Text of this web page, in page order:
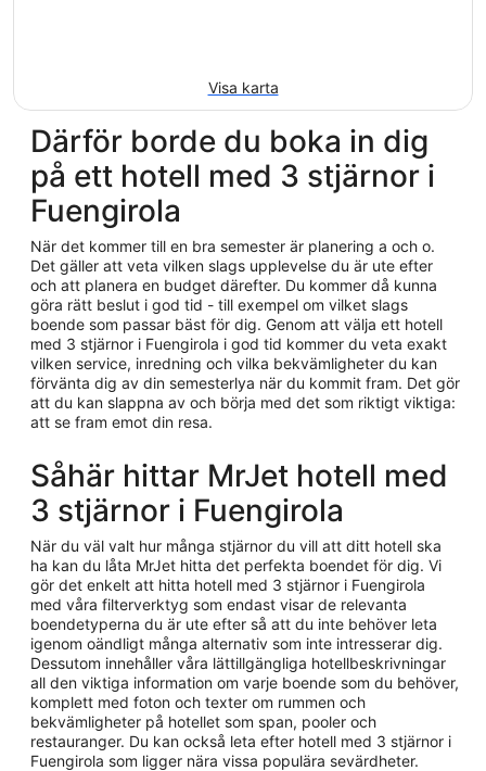
Visa karta
Därför borde du boka in dig
på ett hotell med 3 stjärnor i
Fuengirola
När det kommer till en bra semester är planering a och o.
Det gäller att veta vilken slags upplevelse du är ute efter
och att planera en budget därefter. Du kommer då kunna
göra rätt beslut i god tid - till exempel om vilket slags
boende som passar bäst för dig. Genom att välja ett hotell
med 3 stjärnor i Fuengirola i god tid kommer du veta exakt
vilken service, inredning och vilka bekvämligheter du kan
förvänta dig av din semesterlya när du kommit fram. Det gör
att du kan slappna av och börja med det som riktigt viktiga:
att se fram emot din resa.
Såhär hittar MrJet hotell med
3 stjärnor i Fuengirola
När du väl valt hur många stjärnor du vill att ditt hotell ska
ha kan du låta MrJet hitta det perfekta boendet för dig. Vi
gör det enkelt att hitta hotell med 3 stjärnor i Fuengirola
med våra filterverktyg som endast visar de relevanta
boendetyperna du är ute efter så att du inte behöver leta
igenom oändligt många alternativ som inte intresserar dig.
Dessutom innehåller våra lättillgängliga hotellbeskrivningar
all den viktiga information om varje boende som du behöver,
komplett med foton och texter om rummen och
bekvämligheter på hotellet som span, pooler och
restauranger. Du kan också leta efter hotell med 3 stjärnor i
Fuengirola som ligger nära vissa populära sevärdheter.